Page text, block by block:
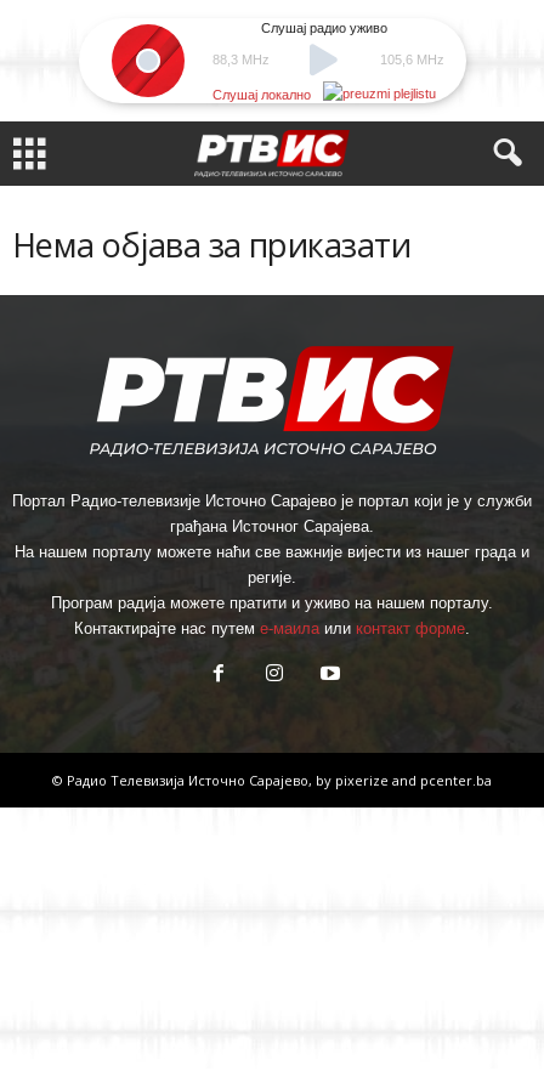
88,3 MHz
Слушај радио уживо
105,6 MHz
Слушај локално
Нема објава за приказати
Портал Радио-телевизије Источно Сарајево је портал који је у служби
грађана Источног Сарајева.
На нашем порталу можете наћи све важније вијести из нашег града и
регије.
Програм радија можете пратити и уживо на нашем порталу.
Контактирајте нас путем е-маилаили контакт форме.
© Радио Телевизија Источно Сарајево, by pixerize and pcenter.ba